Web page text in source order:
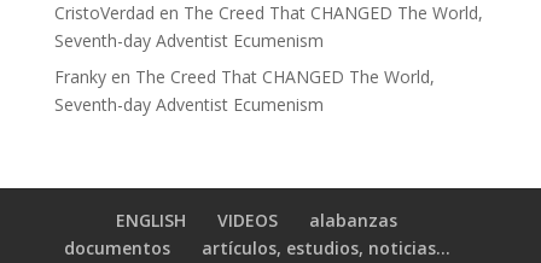
CristoVerdad en The Creed That CHANGED The World,
Seventh-day Adventist Ecumenism
Frankyen The Creed That CHANGED The World,
Seventh-day Adventist Ecumenism
ENGLISH VIDEOS
alabanzas
documentos
artículos, estudios, noticias…